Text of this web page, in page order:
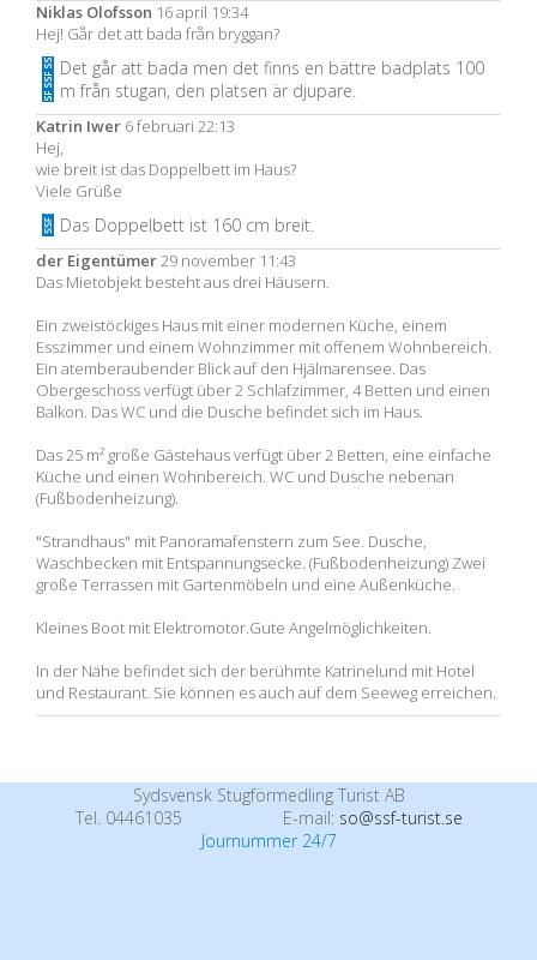
Niklas Olofsson 16 april 19:34
Hej! Går det att bada från bryggan?
Det går att bada men det finns en bättre badplats 100
m från stugan, den platsen är djupare.
Katrin Iwer 6 februari 22:13
Hej,
wie breit ist das Doppelbett im Haus?
Viele Grüße
Das Doppelbett ist 160 cm breit.
der Eigentümer29 november 11:43
Das Mietobjekt besteht aus drei Häusern.
Ein zweistöckiges Haus mit einer modernen Küche, einem
Esszimmer und einem Wohnzimmer mit offenem Wohnbereich.
Ein atemberaubender Blick auf den Hjälmarensee. Das
Obergeschoss verfügt über 2 Schlafzimmer, 4 Betten und einen
Balkon. Das WC und die Dusche befindet sich im Haus.
Das 25 m² große Gästehaus verfügt über 2 Betten, eine einfache
Küche und einen Wohnbereich. WC und Dusche nebenan
(Fußbodenheizung).
"Strandhaus" mit Panoramafenstern zum See. Dusche,
Waschbecken mit Entspannungsecke. (Fußbodenheizung) Zwei
große Terrassen mit Gartenmöbeln und eine Außenküche.
Kleines Boot mit Elektromotor.Gute Angelmöglichkeiten.
In der Nähe befindet sich der berühmte Katrinelund mit Hotel
und Restaurant. Sie können es auch auf dem Seeweg erreichen.
Sydsvensk Stugförmedling Turist AB
Tel. 04461035
E-mail: so@ssf-turist.se
Journummer 24/7